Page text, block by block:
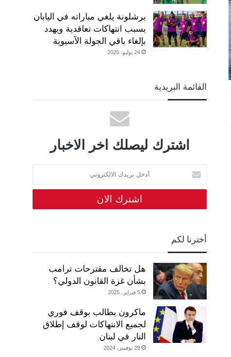
برشلونة يلغي مباراته في اليابان
بسبب انتهاكات تعاقدية ويهدد
بإلغاء باقي الجولة الآسيوية
24 يوليو، 2025
القائمة البريدية
اشترك ليصلك اخر الاخبار
أدخل
بريدك
الالكتروني
أخترنا لكم
هل تخالف مقترحات ترامب
بشأن غزة القانون الدولي؟
5 فبراير، 2025
ماكرون يطالب بوقف فوري
لجميع الانتهاكات لوقف إطلاق
النار في لبنان
29 نوفمبر، 2024